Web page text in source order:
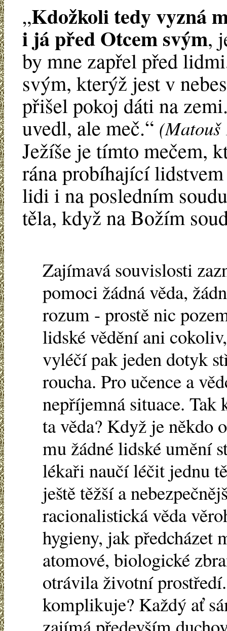
„Kdožkoli tedy vyzná
i já před Otcem svým,
by mne zapřel před
svým, kterýž jest v
přišel pokoj dáti na
uvedl, ale meč.“ (Matouš
Ježíše je tímto mečem,
rána probíhající
lidi i na posledním
těla, když na Božím
Zajímavá souvislosti
pomoci žádná věda,
rozum - prostě nic
lidské vědění ani
vyléčí pak jeden dotyk
roucha. Pro učence a
nepříjemná situace. Tak
ta věda? Když je někdo
mu žádné lidské umění
lékaři naučí léčit jednu
ještě těžší a
racionalistická věda
hygieny, jak předcházet
atomové, biologické
otrávila životní
komplikuje? Každý ať
zajímá především